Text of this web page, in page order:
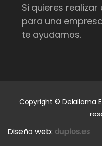
Si quieres
para una
te ayudamos.
Copyright © Delallama
Diseño web: duplos.es